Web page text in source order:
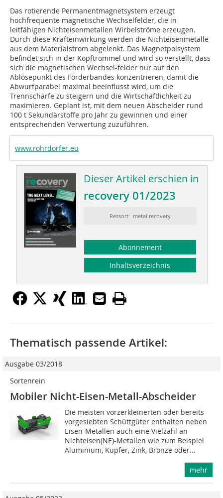
Das rotierende Permanentmagnetsystem erzeugt
hochfrequente magnetische Wechselfelder, die in
leitfähigen Nichteisenmetallen Wirbelströme erzeugen.
Durch diese Krafteinwirkung werden die Nichteisenmetalle
aus dem Materialstrom abgelenkt. Das Magnetpolsystem
befindet sich in der Kopftrommel und wird so verstellt, dass
sich die magnetischen Wechsel-felder nur auf den
Ablösepunkt des Förderbandes konzentrieren, damit die
Abwurfparabel maximal beeinflusst wird, um die
Trennschärfe zu steigern und die Wirtschaftlichkeit zu
maximieren. Geplant ist, mit dem neuen Abscheider rund
100 t Sekundärstoffe pro Jahr zu gewinnen und einer
entsprechenden Verwertung zuzuführen.
www.rohrdorfer.eu
Dieser Artikel erschien in
recovery 01/2023
Ressort: metal recovery
Abonnement
Inhaltsverzeichnis
Thematisch passende Artikel:
Ausgabe 03/2018
Sortenrein
Mobiler Nicht-Eisen-Metall-Abscheider
Die meisten vorzerkleinerten oder bereits
vorgesiebten Schüttgüter enthalten neben
Eisen-Metallen auch eine Vielzahl an
Nichteisen(NE)-Metallen wie zum Beispiel
Aluminium, Kupfer, Zink, Bronze oder...
mehr